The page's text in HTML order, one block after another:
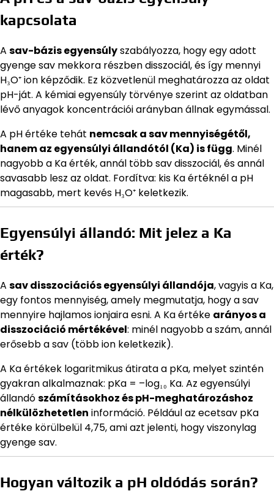
kapcsolata
A sav-bázis egyensúlyszabályozza, hogy egy adott
gyenge sav mekkora részben disszociál, és így mennyi
H₃O⁺ ion képződik. Ez közvetlenül meghatározza az oldat
pH-ját. A kémiai egyensúly törvénye szerint az oldatban
lévő anyagok koncentrációi arányban állnak egymással.
A pH értéke tehát nemcsak a sav mennyiségétől,
hanem az egyensúlyi állandótól (Ka) is függ. Minél
nagyobb a Ka érték, annál több sav disszociál, és annál
savasabb lesz az oldat. Fordítva: kis Ka értéknél a pH
magasabb, mert kevés H₃O⁺ keletkezik.
Egyensúlyi állandó: Mit jelez a Ka
érték?
A sav disszociációs egyensúlyi állandója, vagyis a Ka,
egy fontos mennyiség, amely megmutatja, hogy a sav
mennyire hajlamos ionjaira esni. A Ka értéke arányos a
disszociáció mértékével: minél nagyobb a szám, annál
erősebb a sav (több ion keletkezik).
A Ka értékek logaritmikus átirata a pKa, melyet szintén
gyakran alkalmaznak: pKa = –log₁₀ Ka. Az egyensúlyi
állandószámításokhoz és pH-meghatározáshoz
nélkülözhetetlen információ. Például az ecetsav pKa
értéke körülbelül 4,75, ami azt jelenti, hogy viszonylag
gyenge sav.
Hogyan változik a pH oldódás során?